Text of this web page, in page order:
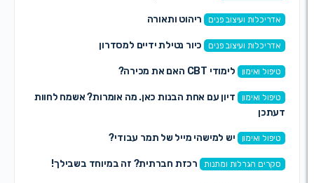
ועיצוב פנים ריהוט ותאורה
ועיצוב פנים כיור נטילת ידיים למסדרון
לימודי CBT האם את מכירה?
דיון עם אחת הבנות כאן. מה אומרות? אשמח לחוות
יש למישהי מייל של תמר עבודי?
הגרלות ומתנות רכזת חברתית? זה במיוחד בשבילך!